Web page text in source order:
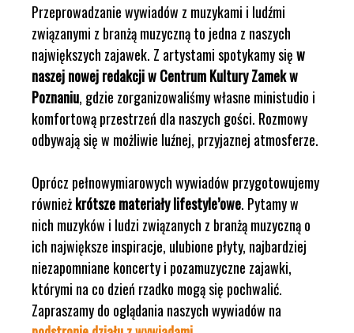
Przeprowadzanie wywiadów z muzykami i ludźmi
związanymi z branżą muzyczną to jedna z naszych
największych zajawek. Z artystami spotykamy sięw
naszej nowej redakcji w Centrum Kultury Zamek w
Poznaniu, gdzie zorganizowaliśmy własne ministudio i
komfortową przestrzeń dla naszych gości. Rozmowy
odbywają się w możliwie luźnej, przyjaznej atmosferze.
Oprócz pełnowymiarowych wywiadów przygotowujemy
równieżkrótsze materiały lifestyle’owe. Pytamy w
nich muzyków i ludzi związanych z branżą muzyczną o
ich największe inspiracje, ulubione płyty, najbardziej
niezapomniane koncerty i pozamuzyczne zajawki,
którymi na co dzień rzadko mogą się pochwalić.
Zapraszamy do oglądania naszych wywiadów na